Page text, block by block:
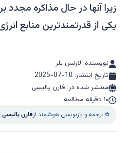
زیرا آنها در حال مذاکره
یکی از قدرتمندترین منابع
نویسنده: لارنس بلر
تاریخ انتشار: 2025-07-10
منتشر شده در: فارن پالیسی
۱۰ دقیقه مطالعه
ترجمه و بازنویسی هوشمند ازفارن پالیسی